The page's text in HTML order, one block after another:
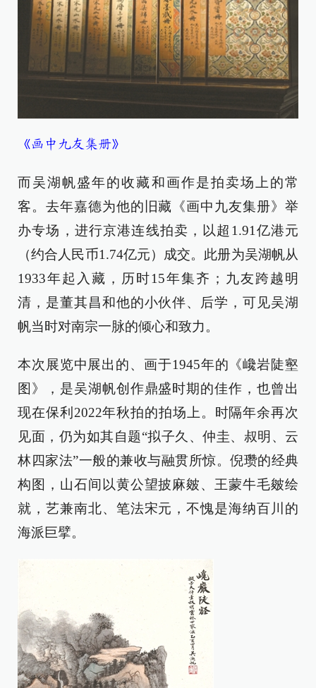
《画中九友集册》
而吴湖帆盛年的收藏和画作是拍卖场上的常
客。去年嘉德为他的旧藏《画中九友集册》举
办专场，进行京港连线拍卖，以超1.91亿港元
（约合人民币1.74亿元）成交。此册为吴湖帆从
1933年起入藏，历时15年集齐；九友跨越明
清，是董其昌和他的小伙伴、后学，可见吴湖
帆当时对南宗一脉的倾心和致力。
本次展览中展出的、画于1945年的《巉岩陡壑
图》，是吴湖帆创作鼎盛时期的佳作，也曾出
现在保利2022年秋拍的拍场上。时隔年余再次
见面，仍为如其自题“拟子久、仲圭、叔明、云
林四家法”一般的兼收与融贯所惊。倪瓒的经典
构图，山石间以黄公望披麻皴、王蒙牛毛皴绘
就，艺兼南北、笔法宋元，不愧是海纳百川的
海派巨擘。